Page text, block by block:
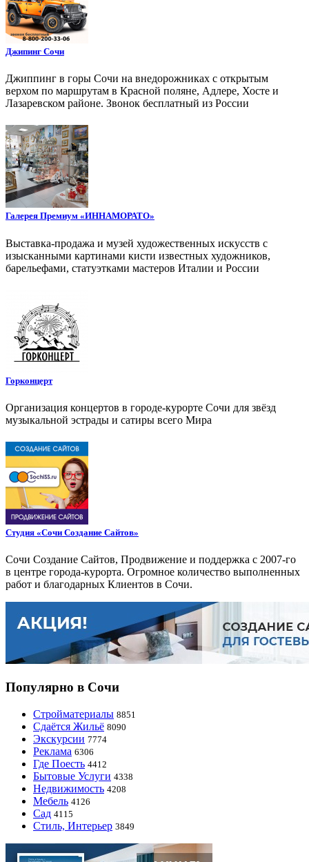
Джипинг Сочи
Джиппинг в горы Сочи на внедорожниках с открытым
верхом по маршрутам в Красной поляне, Адлере, Хосте и
Лазаревском районе. Звонок бесплатный из России
Галерея Премиум «ИННАМОРАТО»
Выставка-продажа и музей художественных искусств с
изысканными картинами кисти известных художников,
барельефами, статуэтками мастеров Италии и России
Горконцерт
Организация концертов в городе-курорте Сочи для звёзд
музыкальной эстрады и сатиры всего Мира
Студия «Сочи Создание Сайтов»
Сочи Создание Сайтов, Продвижение и поддержка с 2007-го
в центре города-курорта. Огромное количество выполненных
работ и благодарных Клиентов в Сочи.
Популярно в Сочи
Стройматериалы 8851
Сдаётся Жильё 8090
Экскурсии 7774
Реклама 6306
Где Поесть 4412
Бытовые Услуги 4338
Недвижимость 4208
Мебель 4126
Сад 4115
Стиль, Интерьер 3849